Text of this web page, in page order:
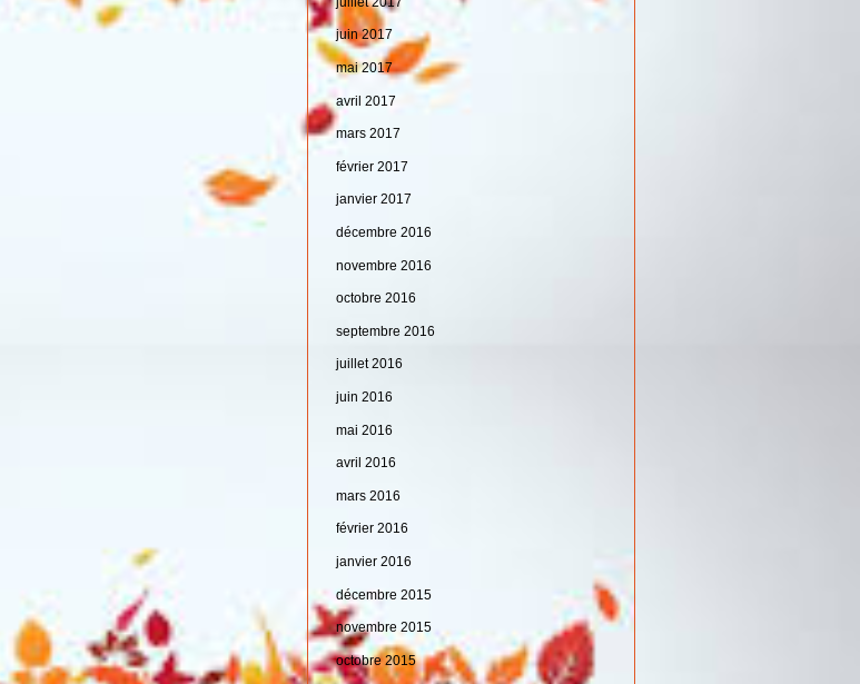
juin 2017
mai 2017
avril 2017
mars 2017
février 2017
janvier 2017
décembre 2016
novembre 2016
octobre 2016
septembre 2016
juillet 2016
juin 2016
mai 2016
avril 2016
mars 2016
février 2016
janvier 2016
décembre 2015
novembre 2015
octobre 2015